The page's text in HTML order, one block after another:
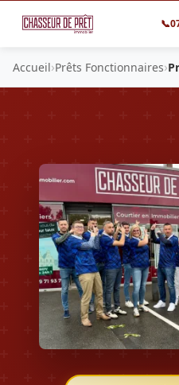
📞
Accueil›Prêts Fonctionnaires›